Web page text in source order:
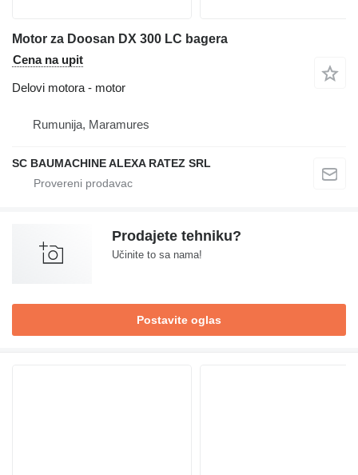
Motor za Doosan DX 300 LC bagera
Cena na upit
Delovi motora - motor
Rumunija, Maramures
SC BAUMACHINE ALEXA RATEZ SRL
Prodajete tehniku?
Učinite to sa nama!
Postavite oglas